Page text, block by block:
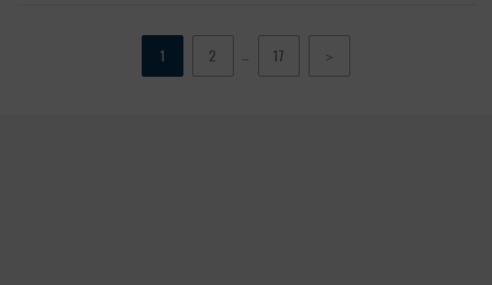
1 2 17 ＞